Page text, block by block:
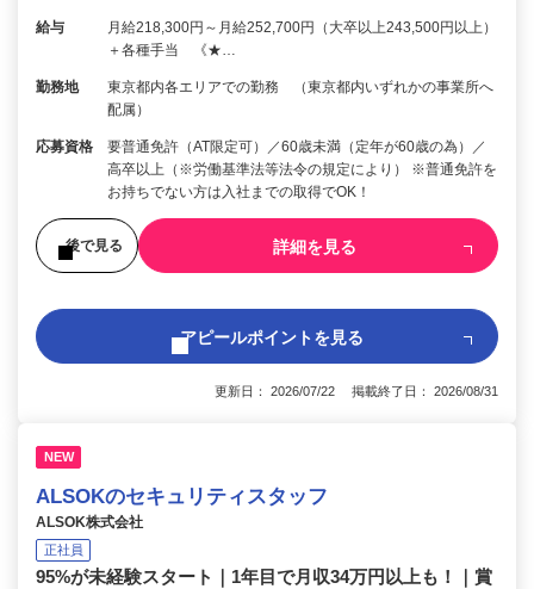
給与
月給218,300円～月給252,700円（大卒以上243,500円以上）
＋各種手当 《★…
勤務地
東京都内各エリアでの勤務 （東京都内いずれかの事業所へ
配属）
応募資格
要普通免許（AT限定可）／60歳未満（定年が60歳の為）／
高卒以上（※労働基準法等法令の規定により） ※普通免許を
お持ちでない方は入社までの取得でOK！
後で見る 詳細を見る
アピールポイントを見る
更新日： 2026/07/22 掲載終了日： 2026/08/31
NEW
ALSOKのセキュリティスタッフ
ALSOK株式会社
正社員
95%が未経験スタート｜1年目で月収34万円以上も！｜賞